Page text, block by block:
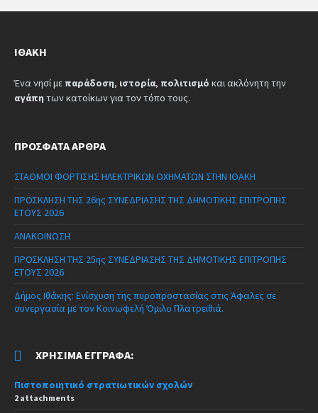
ΙΘΆΚΗ
Ένα νησί με παράδοση, ιστορία, πολιτισμό και ακλόνητη την
αγάπη των κατοίκων για τον τόπο τους.
ΠΡΌΣΦΑΤΑ ΆΡΘΡΑ
ΣΤΑΘΜΟΙ ΦΟΡΤΙΣΗΣ ΗΛΕΚΤΡΙΚΩΝ ΟΧΗΜΑΤΩΝ ΣΤΗΝ ΙΘΑΚΗ
ΠΡΟΣΚΛΗΣΗ ΤΗΣ 26ης ΣΥΝΕΔΡΙΑΣΗΣ ΤΗΣ ΔΗΜΟΤΙΚΗΣ ΕΠΙΤΡΟΠΗΣ
ΕΤΟΥΣ 2026
ΑΝΑΚΟΙΝΩΣΗ
ΠΡΟΣΚΛΗΣΗ ΤΗΣ 25ης ΣΥΝΕΔΡΙΑΣΗΣ ΤΗΣ ΔΗΜΟΤΙΚΗΣ ΕΠΙΤΡΟΠΗΣ
ΕΤΟΥΣ 2026
Δήμος Ιθάκης: Ενίσχυση της πυροπροστασίας στις Άφαλες σε
συνεργασία με τον Κοινωφελή Όμιλο Πλατρειθιά.
ΧΡΉΣΙΜΑ ΈΓΓΡΑΦΑ:
Πιστοποιητικό στρατιωτικών σχολών
2 attachments